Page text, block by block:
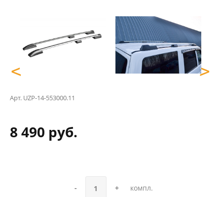
< >
Арт. UZP-14-553000.11
8 490 руб.
- + компл.